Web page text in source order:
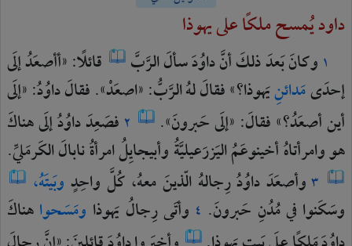
داود يُمسح ملكًا على يهوذا
١ وكانَبَعدَذلكَأنَّداوُدَسألَالرَّبَّ قائلًا:«أأصعَدُإلَى
إحدَىمَدائنِيَهوذا؟»فقالَلهُالرَّبُّ:«اصعَدْ».فقالَداوُدُ:«إلَى
أينأصعَدُ؟»فقالَ:«إلَىحَبرونَ». ٢ فصَعِدَداوُدُإلَىهناكَ
هووامرأتاهُأخينوعَمُاليَزرَعيليَّةُوأبيجايِلُامرأةُنابالَالكَرمَليِّ.
٣ وأصعَدَداوُدُرِجالهُالّذينَمعهُ،كُلَّواحِدٍوبَيتَهُ،
وسَكَنوافيمُدُنِ حَبرونَ. ٤ وأتَىرِجالُيَهوذا ومَسَحواهناكَ